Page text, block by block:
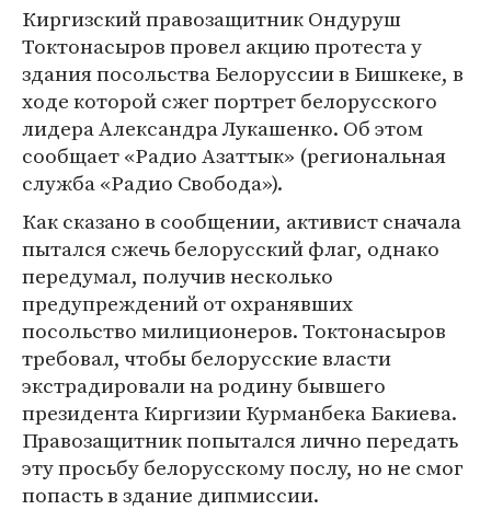
Киргизский правозащитник Ондуруш
Токтонасыров провел акцию протеста у
здания посольства Белоруссии в Бишкеке, в
ходе которой сжег портрет белорусского
лидера Александра Лукашенко. Об этом
сообщает «Радио Азаттык» (региональная
служба «Радио Свобода»).
Как сказано в сообщении, активист сначала
пытался сжечь белорусский флаг, однако
передумал, получив несколько
предупреждений от охранявших
посольство милиционеров. Токтонасыров
требовал, чтобы белорусские власти
экстрадировали на родину бывшего
президента Киргизии Курманбека Бакиева.
Правозащитник попытался лично передать
эту просьбу белорусскому послу, но не смог
попасть в здание дипмиссии.